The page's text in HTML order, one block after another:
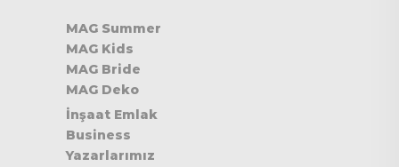
MAG Summer
MAG Kids
MAG Bride
MAG Deko
İnşaat Emlak
Business
Yazarlarımız